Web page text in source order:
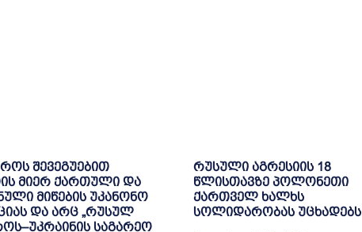
შევეგუებით
მიერ ქართული და
მიწების უკანონო
და არც „რუსულ
საგარეო
რუსული აგრესიის 18
წლისთავზე პოლონეთი
ქართველ ხალხს
სოლიდარობას უცხადებს